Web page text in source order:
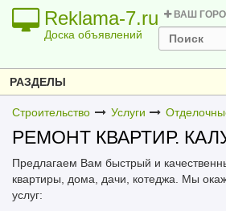
Reklama-7.ru
Доска объявлений
ВАШ
РАЗДЕЛЫ
Строительство Услуги
РЕМОНТ КВАРТИР.
Предлагаем Вам быстрый и
квартиры, дома, дачи, котеджа. Мы
услуг: